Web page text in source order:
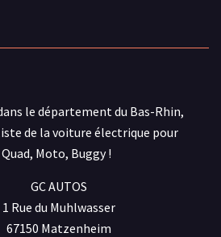
le département du Bas-Rhin,
de la voiture électrique pour
Moto, Buggy !
GC AUTOS
1 Rue du Muhlwasser
67150 Matzenheim